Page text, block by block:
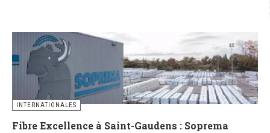
INTERNATIONALES
Fibre Excellence à Saint-Gaudens : Soprema